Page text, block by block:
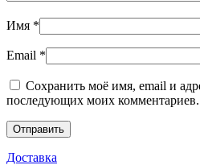
Имя *
Email *
Сохранить моё имя, email и
последующих моих комментариев.
Доставка